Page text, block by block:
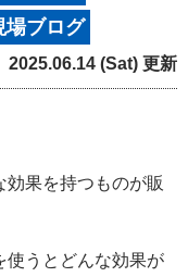
場ブログ
2025.06.14 (Sat) 更新
効果を持つものが販
使うとどんな効果が